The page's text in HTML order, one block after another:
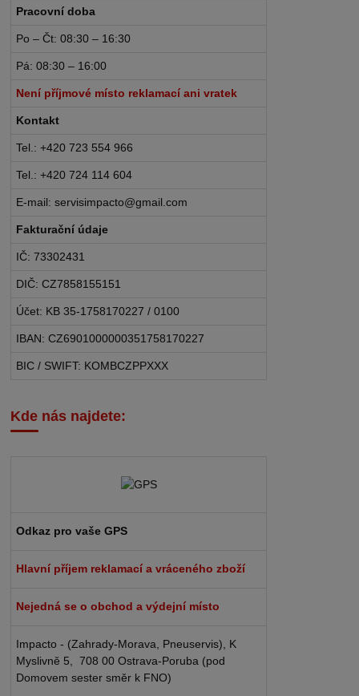
Pracovní doba
Po – Čt: 08:30 – 16:30
Pá: 08:30 – 16:00
Není příjmové místo reklamací ani vratek
Kontakt
Tel.: +420 723 554 966
Tel.: +420 724 114 604
E-mail: servisimpacto@gmail.com
Fakturační údaje
IČ: 73302431
DIČ: CZ7858155151
Účet: KB 35-1758170227 / 0100
IBAN: CZ6901000000351758170227
BIC / SWIFT: KOMBCZPPXXX
Kde nás najdete:
Odkaz pro vaše GPS
Hlavní příjem reklamací a vráceného zboží
Nejedná se o obchod a výdejní místo
Impacto - (Zahrady-Morava, Pneuservis), K
Myslivně 5, 708 00 Ostrava-Poruba (pod
Domovem sester směr k FNO)